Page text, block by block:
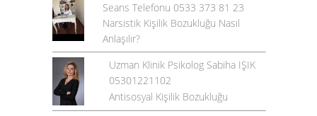
Seans Telefonu 0533 373 81 23
Narsistik Kişilik Bozukluğu Nasıl
Anlaşılır?
Uzman Klinik Psikolog Sabiha IŞIK
05301221102
Antisosyal Kişilik Bozukluğu